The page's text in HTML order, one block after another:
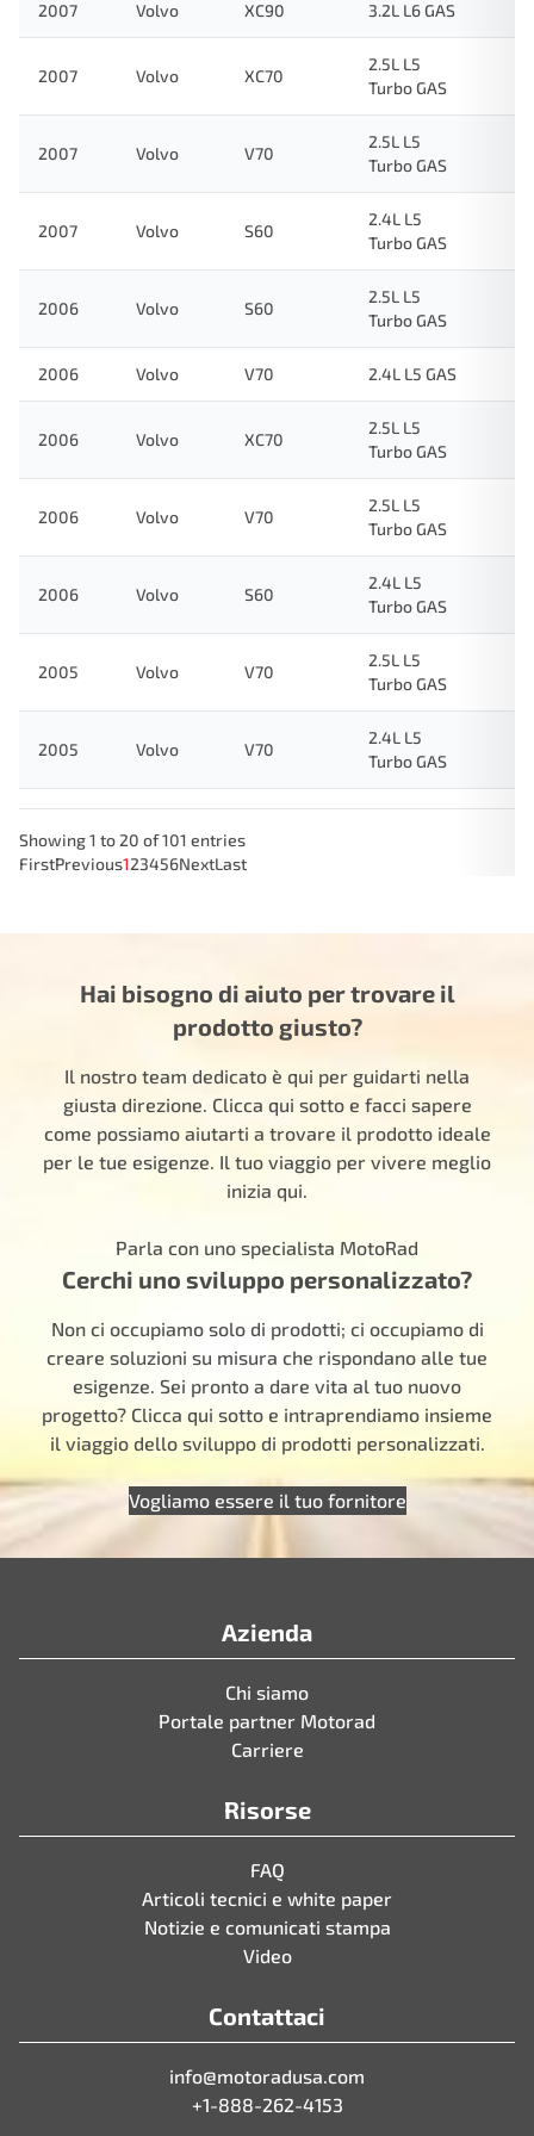
2007 Volvo XC90 3.2L L6 GAS
2007 Volvo XC70
2.5L L5
Turbo GAS
2007 Volvo V70
2.5L L5
Turbo GAS
2007 Volvo S60
2.4L L5
Turbo GAS
2006 Volvo S60
2.5L L5
Turbo GAS
2006 Volvo V70 2.4L L5 GAS
2006 Volvo XC70
2.5L L5
Turbo GAS
2006 Volvo V70
2.5L L5
Turbo GAS
2006 Volvo S60
2.4L L5
Turbo GAS
2005 Volvo V70
2.5L L5
Turbo GAS
2005 Volvo V70
2.4L L5
Turbo GAS
Showing 1 to 20 of 101 entries
FirstPrevious123456NextLast
Hai bisogno di aiuto per trovare il
prodotto giusto?
Il nostro team dedicato è qui per guidarti nella
giusta direzione. Clicca qui sotto e facci sapere
come possiamo aiutarti a trovare il prodotto ideale
per le tue esigenze. Il tuo viaggio per vivere meglio
inizia qui.
Parla con uno specialista MotoRad
Cerchi uno sviluppo personalizzato?
Non ci occupiamo solo di prodotti; ci occupiamo di
creare soluzioni su misura che rispondano alle tue
esigenze. Sei pronto a dare vita al tuo nuovo
progetto? Clicca qui sotto e intraprendiamo insieme
il viaggio dello sviluppo di prodotti personalizzati.
Vogliamo essere il tuo fornitore
Azienda
Chi siamo
Portale partner Motorad
Carriere
Risorse
FAQ
Articoli tecnici e white paper
Notizie e comunicati stampa
Video
Contattaci
info@motoradusa.com
+1-888-262-4153